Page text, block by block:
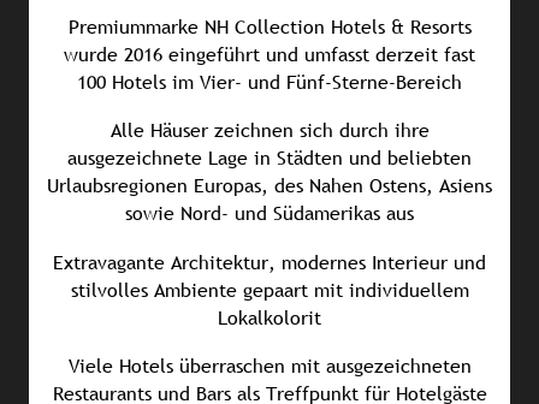
Premiummarke NH Collection Hotels & Resorts
wurde 2016 eingeführt und umfasst derzeit fast
100 Hotels im Vier- und Fünf-Sterne-Bereich
Alle Häuser zeichnen sich durch ihre
ausgezeichnete Lage in Städten und beliebten
Urlaubsregionen Europas, des Nahen Ostens, Asiens
sowie Nord- und Südamerikas aus
Extravagante Architektur, modernes Interieur und
stilvolles Ambiente gepaart mit individuellem
Lokalkolorit
Viele Hotels überraschen mit ausgezeichneten
Restaurants und Bars als Treffpunkt für Hotelgäste